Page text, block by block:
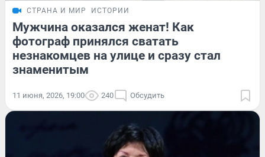
СТРАНА И МИР ИСТОРИИ
Мужчина оказался женат! Как
фотограф принялся сватать
незнакомцев на улице и сразу стал
знаменитым
11 июня, 2026, 19:00 240 Обсудить